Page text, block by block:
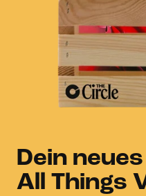
Dein
All Things